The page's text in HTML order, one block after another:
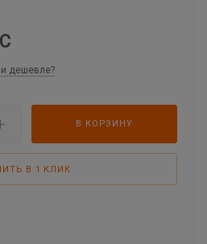
дешевле?
В КОРЗИНУ
В 1 КЛИК